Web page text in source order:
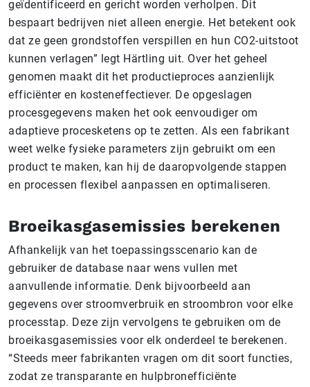
geïdentificeerd en gericht worden verholpen. Dit
bespaart bedrijven niet alleen energie. Het betekent ook
dat ze geen grondstoffen verspillen en hun CO2-uitstoot
kunnen verlagen” legt Härtling uit. Over het geheel
genomen maakt dit het productieproces aanzienlijk
efficiënter en kosteneffectiever. De opgeslagen
procesgegevens maken het ook eenvoudiger om
adaptieve procesketens op te zetten. Als een fabrikant
weet welke fysieke parameters zijn gebruikt om een
product te maken, kan hij de daaropvolgende stappen
en processen flexibel aanpassen en optimaliseren.
Broeikasgasemissies berekenen
Afhankelijk van het toepassingsscenario kan de
gebruiker de database naar wens vullen met
aanvullende informatie. Denk bijvoorbeeld aan
gegevens over stroomverbruik en stroombron voor elke
processtap. Deze zijn vervolgens te gebruiken om de
broeikasgasemissies voor elk onderdeel te berekenen.
“Steeds meer fabrikanten vragen om dit soort functies,
zodat ze transparante en hulpbronefficiënte